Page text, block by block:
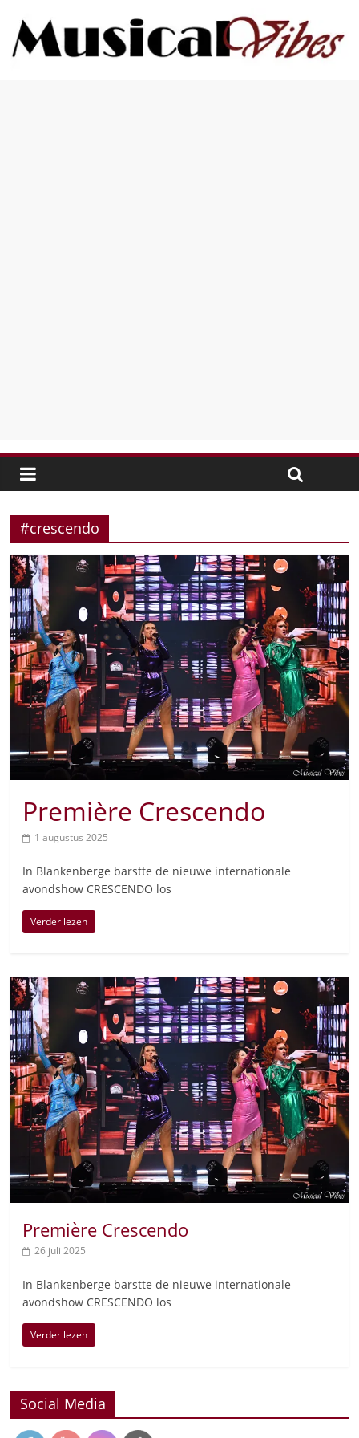
#crescendo
Première Crescendo
1 augustus 2025
In Blankenberge barstte de nieuwe internationale
avondshow CRESCENDO los
Verder lezen
Première Crescendo
26 juli 2025
In Blankenberge barstte de nieuwe internationale
avondshow CRESCENDO los
Verder lezen
Social Media